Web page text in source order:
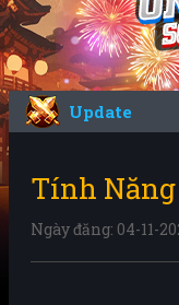
Update
Tính
Ngày đăng: 04-11-